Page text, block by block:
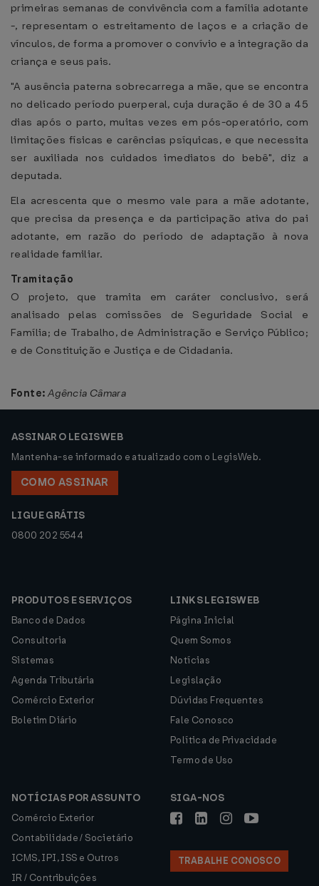
primeiras semanas de convivência com a família adotante
-, representam o estreitamento de laços e a criação de
vínculos, de forma a promover o convívio e a integração da
criança e seus pais.
"A ausência paterna sobrecarrega a mãe, que se encontra
no delicado período puerperal, cuja duração é de 30 a 45
dias após o parto, muitas vezes em pós-operatório, com
limitações físicas e carências psíquicas, e que necessita
ser auxiliada nos cuidados imediatos do bebê", diz a
deputada.
Ela acrescenta que o mesmo vale para a mãe adotante,
que precisa da presença e da participação ativa do pai
adotante, em razão do período de adaptação à nova
realidade familiar.
Tramitação
O projeto, que tramita em caráter conclusivo, será
analisado pelas comissões de Seguridade Social e
Família; de Trabalho, de Administração e Serviço Público;
e de Constituição e Justiça e de Cidadania.
Fonte: Agência Câmara
ASSINAR O LEGISWEB
Mantenha-se informado e atualizado com o LegisWeb.
COMO ASSINAR
LIGUE GRÁTIS
0800 202 5544
PRODUTOS E SERVIÇOS
Banco de Dados
Consultoria
Sistemas
Agenda Tributária
Comércio Exterior
Boletim Diário
LINKS LEGISWEB
Página Inicial
Quem Somos
Notícias
Legislação
Dúvidas Frequentes
Fale Conosco
Política de Privacidade
Termo de Uso
NOTÍCIAS POR ASSUNTO
Comércio Exterior
Contabilidade / Societário
ICMS, IPI, ISS e Outros
IR / Contribuições
SIGA-NOS
TRABALHE CONOSCO